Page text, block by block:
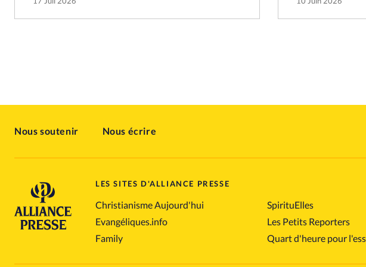
Nous soutenir Nous écrire
LES SITES D'ALLIANCE PRESSE
Christianisme Aujourd'hui
Evangéliques.info
Family
SpirituElles
Les Petits Reporters
Quart d'heure pour